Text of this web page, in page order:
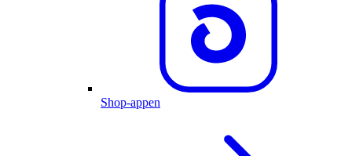
Shop-appen